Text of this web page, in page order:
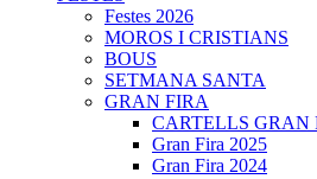
Festes 2026
MOROS I CRISTIANS
BOUS
SETMANA SANTA
GRAN FIRA
CARTELLS GRAN
Gran Fira 2025
Gran Fira 2024